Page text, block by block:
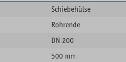
Schiebehülse
Rohrende
DN 200
500 mm